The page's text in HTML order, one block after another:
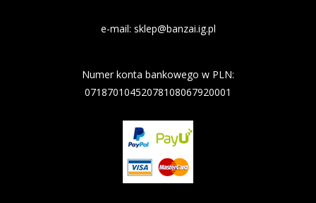
e-mail: sklep@banzai.ig.pl
Numer konta bankowego w PLN:
07187010452078108067920001